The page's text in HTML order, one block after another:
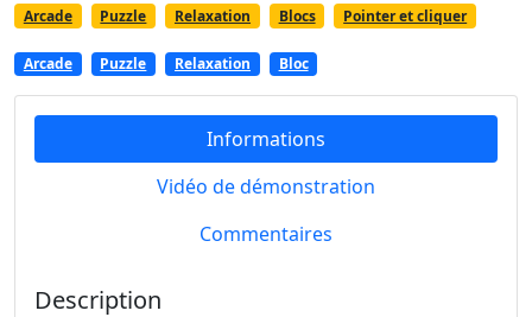
Arcade Puzzle Relaxation Blocs Pointer et cliquer
Arcade Puzzle Relaxation Bloc
Informations
Vidéo de démonstration
Commentaires
Description